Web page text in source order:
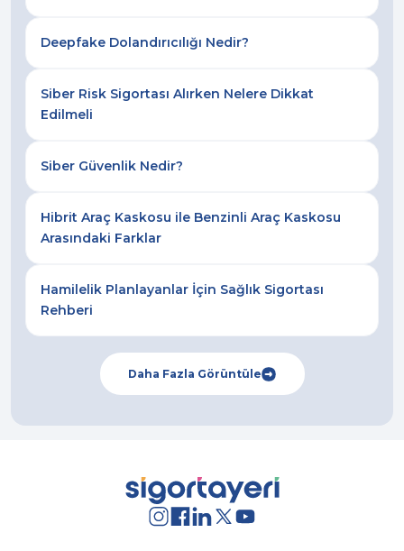
Deepfake Dolandırıcılığı Nedir?
Siber Risk Sigortası Alırken Nelere Dikkat
Edilmeli
Siber Güvenlik Nedir?
Hibrit Araç Kaskosu ile Benzinli Araç Kaskosu
Arasındaki Farklar
Hamilelik Planlayanlar İçin Sağlık Sigortası
Rehberi
Daha Fazla Görüntüle